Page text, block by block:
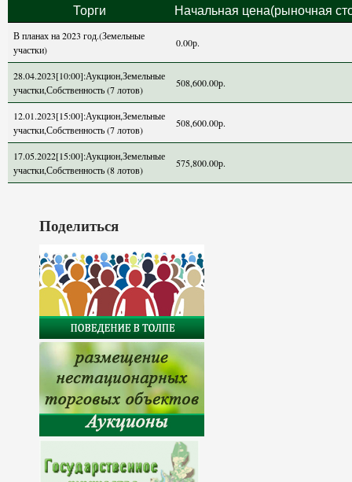
Торги Начальная цена(рыночная
В планах на 2023 год.(Земельные
участки)
0.00р.
28.04.2023[10:00]:Аукцион,Земельные
участки,Собственность (7 лотов)
508,600.00р.
12.01.2023[15:00]:Аукцион,Земельные
участки,Собственность (7 лотов)
508,600.00р.
17.05.2022[15:00]:Аукцион,Земельные
участки,Собственность (8 лотов)
575,800.00р.
Поделиться